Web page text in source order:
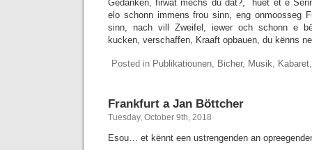
Gedanken, firwat mechs du dat?, huet et e
elo schonn immens frou sinn, eng onmoosseg
sinn, nach vill Zweifel, iewer och schonn e
kucken, verschaffen, Kraaft opbauen, du kënns
Posted in Publikatiounen, Bicher, Musik, Kabaret
Frankfurt a Jan Böttcher
Tuesday, October 9th, 2018
Esou… et kënnt een ustrengenden an